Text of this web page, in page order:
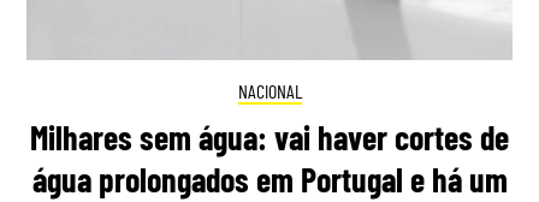
NACIONAL
Milhares sem água: vai haver cortes de
água prolongados em Portugal e há um